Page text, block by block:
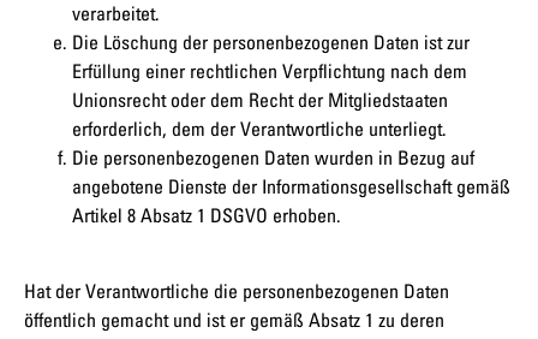
verarbeitet.
Die Löschung der personenbezogenen Daten ist zur
Erfüllung einer rechtlichen Verpflichtung nach dem
Unionsrecht oder dem Recht der Mitgliedstaaten
erforderlich, dem der Verantwortliche unterliegt.
Die personenbezogenen Daten wurden in Bezug auf
angebotene Dienste der Informationsgesellschaft gemäß
Artikel 8 Absatz 1 DSGVO erhoben.
Hat der Verantwortliche die personenbezogenen Daten
öffentlich gemacht und ist er gemäß Absatz 1 zu deren